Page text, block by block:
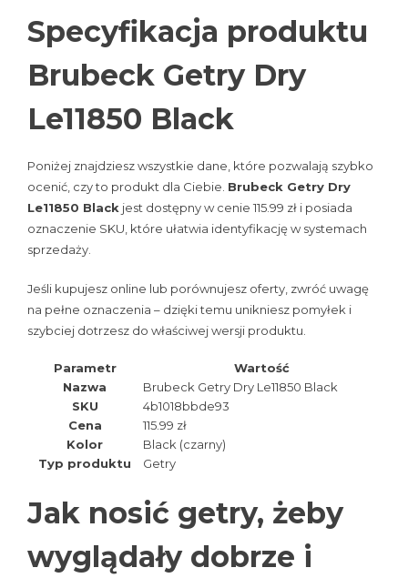
Specyfikacja produktu
Brubeck Getry Dry
Le11850 Black
Poniżej znajdziesz wszystkie dane, które pozwalają szybko
ocenić, czy to produkt dla Ciebie. Brubeck Getry Dry
Le11850 Black jest dostępny w cenie 115.99 zł i posiada
oznaczenie SKU, które ułatwia identyfikację w systemach
sprzedaży.
Jeśli kupujesz online lub porównujesz oferty, zwróć uwagę
na pełne oznaczenia – dzięki temu unikniesz pomyłek i
szybciej dotrzesz do właściwej wersji produktu.
Parametr
Wartość
Nazwa
Brubeck Getry Dry Le11850 Black
SKU
4b1018bbde93
Cena
115.99 zł
Kolor
Black (czarny)
Typ produktu
Getry
Jak nosić getry, żeby
wyglądały dobrze i